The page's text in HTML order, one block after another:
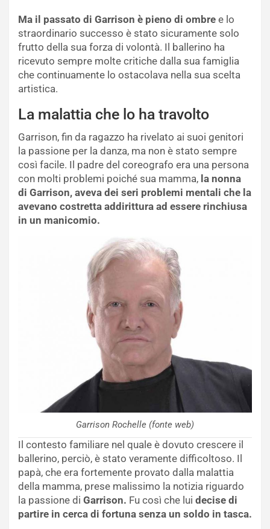
Ma il passato di Garrison è pieno di ombre e lo
straordinario successo è stato sicuramente solo
frutto della sua forza di volontà. Il ballerino ha
ricevuto sempre molte critiche dalla sua famiglia
che continuamente lo ostacolava nella sua scelta
artistica.
La malattia che lo ha travolto
Garrison, fin da ragazzo ha rivelato ai suoi genitori
la passione per la danza, ma non è stato sempre
così facile. Il padre del coreografo era una persona
con molti problemi poiché sua mamma, la nonna
di Garrison, aveva dei seri problemi mentali che la
avevano costretta addirittura ad essere rinchiusa
in un manicomio.
Garrison Rochelle (fonte web)
Il contesto familiare nel quale è dovuto crescere il
ballerino, perciò, è stato veramente difficoltoso. Il
papà, che era fortemente provato dalla malattia
della mamma, prese malissimo la notizia riguardo
la passione di Garrison. Fu così che lui decise di
partire in cerca di fortuna senza un soldo in tasca.